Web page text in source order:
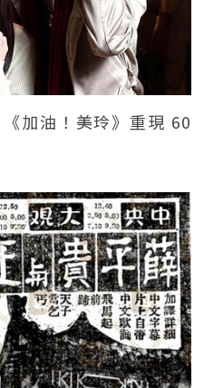
加油！美玲》重現 60